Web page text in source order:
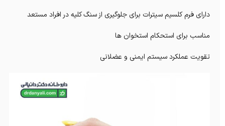
دارای فرم کلسیم سیترات برای جلوگیری از سنگ کلیه در افراد مستعد
مناسب برای استحکام استخوان ها
تقویت عملکرد سیستم ایمنی و عضلانی